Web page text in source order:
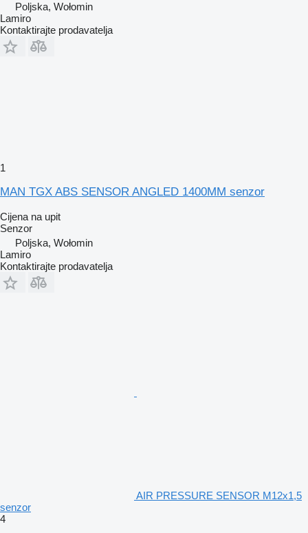
Poljska, Wołomin
Lamiro
Kontaktirajte prodavatelja
1
MAN TGX ABS SENSOR ANGLED 1400MM senzor
Cijena na upit
Senzor
Poljska, Wołomin
Lamiro
Kontaktirajte prodavatelja
AIR PRESSURE SENSOR M12x1,5
senzor
4